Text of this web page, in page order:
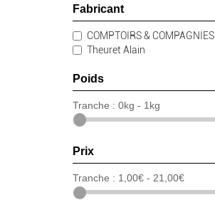
Fabricant
COMPTOIRS & COMPAGNIES
Theuret Alain
Poids
Tranche : 0kg - 1kg
Prix
Tranche : 1,00€ - 21,00€